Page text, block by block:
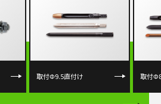
取付Φ9.5直付け 取付